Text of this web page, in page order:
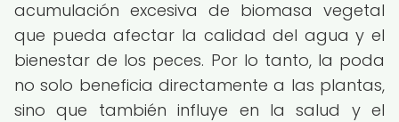
acumulación excesiva de biomasa vegetal
que pueda afectar la calidad del agua y el
bienestar de los peces. Por lo tanto, la poda
no solo beneficia directamente a las plantas,
sino que también influye en la salud y el